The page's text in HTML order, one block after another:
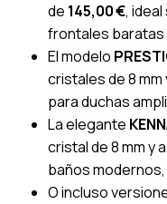
de 145,00 €,
frontales baratas
El modelo
cristales de 8
para duchas
La elegante
cristal de 8 mm y
baños
O incluso